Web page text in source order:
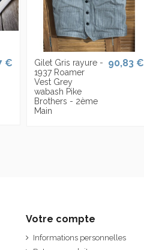
€
Gilet Gris rayure -
1937 Roamer
Vest Grey
wabash Pike
Brothers - 2ème
Main
90,83 €
Votre compte
Informations personnelles